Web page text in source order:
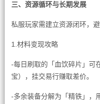
三、资源循环与长期发展
私服玩家需建立资源闭环，避
1.材料变现攻略
-每日刷取的「血饮碎片」可
宝），挂交易行赚取差价。
-多余装备分解为「精铁」，